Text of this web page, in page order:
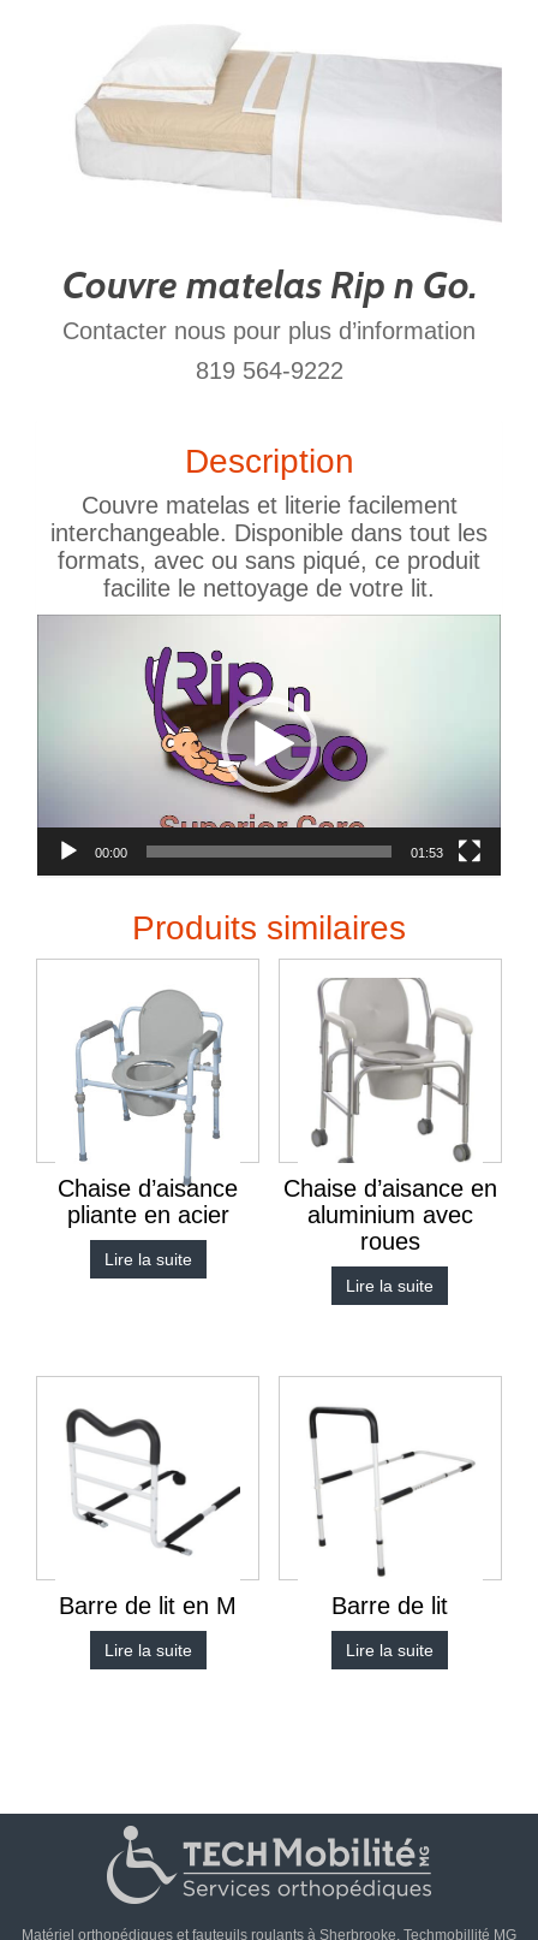
Couvre matelas Rip n Go.
Contacter nous pour plus d’information
819 564-9222
Description
Couvre matelas et literie facilement
interchangeable. Disponible dans tout les
formats, avec ou sans piqué, ce produit
facilite le nettoyage de votre lit.
00:00 01:53
Produits similaires
Chaise d’aisance
pliante en acier
Lire la suite
Chaise d’aisance en
aluminium avec
roues
Lire la suite
Barre de lit en M
Lire la suite
Barre de lit
Lire la suite
Matériel orthopédiques et fauteuils roulants à Sherbrooke. Techmobillité MG